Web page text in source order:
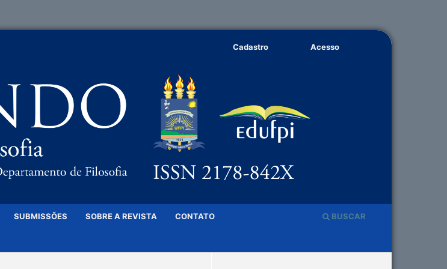
SUBMISSÕES SOBRE A REVISTA CONTATO BUSCAR
Cadastro Acesso